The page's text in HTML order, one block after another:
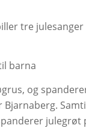
tre
barna
og
julegrøt